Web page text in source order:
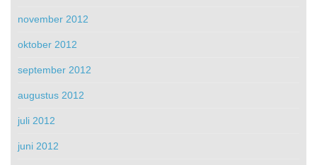
november 2012
oktober 2012
september 2012
augustus 2012
juli 2012
juni 2012